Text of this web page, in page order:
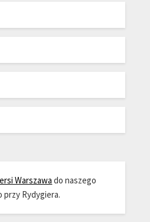
Warszawa do naszego
Rydygiera.